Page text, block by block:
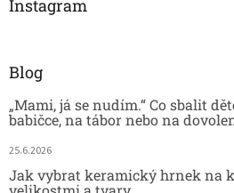
Instagram
Blog
„Mami, já se nudím.“ Co sbalit
babičce, na tábor nebo na
25.6.2026
Jak vybrat keramický hrnek na